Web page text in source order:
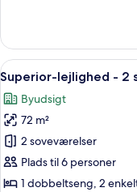
Indlæs
alle
billeder
af
Superior-
lejlighed
-
14
Superior-lejlighed - 2
Byudsigt
72 m²
2 soveværelser
Plads til 6 personer
1 dobbeltseng, 2